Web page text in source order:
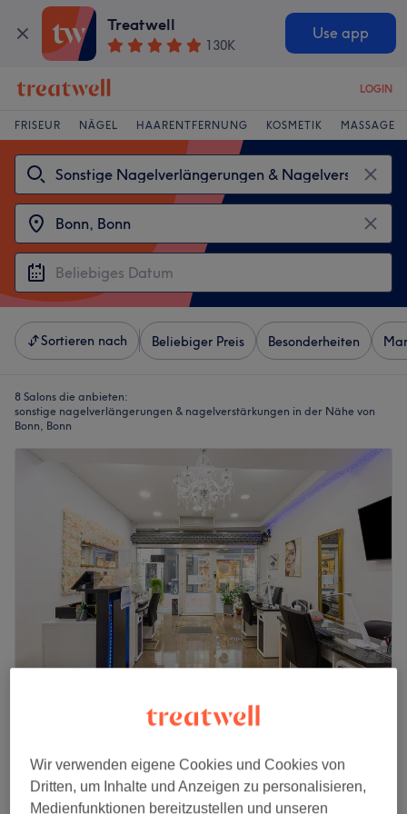
Treatwell
130K
Use app
LOGIN
FRISEUR NÄGEL HAARENTFERNUNG KOSMETIK MASSAGE
Sortieren nach Beliebiger Preis Besonderheiten
8 Salons die anbieten:
sonstige nagelverlängerungen & nagelverstärkungen in der Nähe von
Bonn, Bonn
Luxury Nails & Spa Bonn
1094 Bewertungen
Nagelmodellage - Neues Set /Aufüllen mit
Pulver
ab 32 €
Wir verwenden eigene Cookies und Cookies von
Dritten, um Inhalte und Anzeigen zu personalisieren,
Medienfunktionen bereitzustellen und unseren